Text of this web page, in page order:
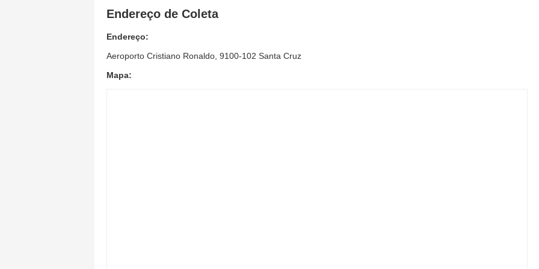
Endereço de Coleta
Endereço:
Aeroporto Cristiano Ronaldo, 9100-102 Santa Cruz
Mapa: